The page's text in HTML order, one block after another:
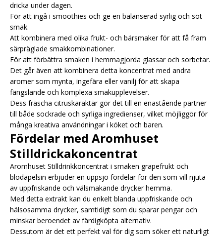
dricka under dagen.
För att ingå i smoothies och ge en balanserad syrlig och söt
smak.
Att kombinera med olika frukt- och bärsmaker för att få fram
särpräglade smakkombinationer.
För att förbättra smaken i hemmagjorda glassar och sorbetar.
Det går även att kombinera detta koncentrat med andra
aromer som mynta, ingefära eller vanilj för att skapa
fängslande och komplexa smakupplevelser.
Dess fräscha citruskaraktär gör det till en enastående partner
till både sockrade och syrliga ingredienser, vilket möjliggör för
många kreativa användningar i köket och baren.
Fördelar med Aromhuset
Stilldrickakoncentrat
Aromhuset Stilldrinkkoncentrat i smaken grapefrukt och
blodapelsin erbjuder en uppsjö fördelar för den som vill njuta
av uppfriskande och välsmakande drycker hemma.
Med detta extrakt kan du enkelt blanda uppfriskande och
hälsosamma drycker, samtidigt som du sparar pengar och
minskar beroendet av färdigköpta alternativ.
Dessutom är det ett perfekt val för dig som söker ett naturligt